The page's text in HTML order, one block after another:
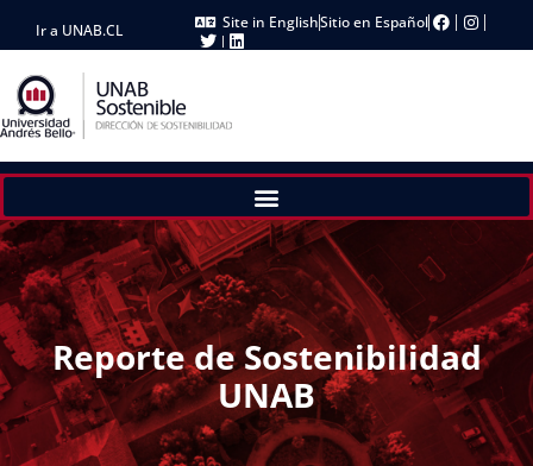
Ir a UNAB.CL Site in EnglishSitio en Español
Reporte de Sostenibilidad
UNAB